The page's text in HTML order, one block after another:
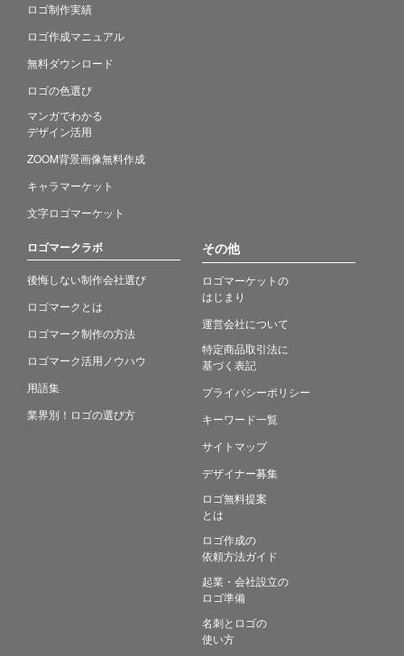
ロゴ制作実績
ロゴ作成マニュアル
無料ダウンロード
ロゴの色選び
マンガでわかる
デザイン活用
ZOOM背景画像無料作成
キャラマーケット
文字ロゴマーケット
ロゴマークラボ
後悔しない制作会社選び
ロゴマークとは
ロゴマーク制作の方法
ロゴマーク活用ノウハウ
用語集
業界別！ロゴの選び方
その他
ロゴマーケットの
はじまり
運営会社について
特定商品取引法に
基づく表記
プライバシーポリシー
キーワード一覧
サイトマップ
デザイナー募集
ロゴ無料提案
とは
ロゴ作成の
依頼方法ガイド
起業・会社設立の
ロゴ準備
名刺とロゴの
使い方